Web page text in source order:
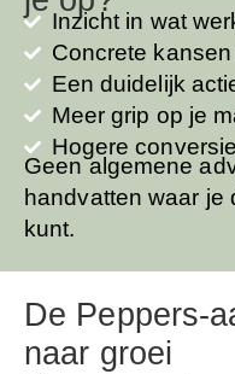
Inzicht in wat
Concrete
Een duidelijk
Meer grip op je
Hogere
Geen algemene
handvatten waar je
kunt.
De Peppers-
naar groei